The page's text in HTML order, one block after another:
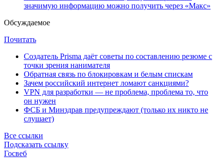
значимую информацию можно получить через «Макс»
Обсуждаемое
Почитать
Создатель Prisma даёт советы по составлению резюме с
точки зрения нанимателя
Обратная связь по блокировкам и белым спискам
Зачем российский интернет ломают санкциями?
VPN для разработки — не проблема, проблема то, что
он нужен
ФСБ и Минздрав предупреждают (только их никто не
слушает)
Все ссылки
Подсказать ссылку
Госвеб